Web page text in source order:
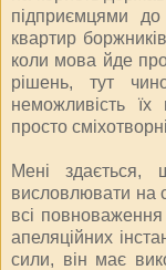
підприємцями
квартир
коли мова йде
рішень, тут
неможливість
просто
Мені здається,
висловлювати на
всі повноваження
апеляційних
сили, він має